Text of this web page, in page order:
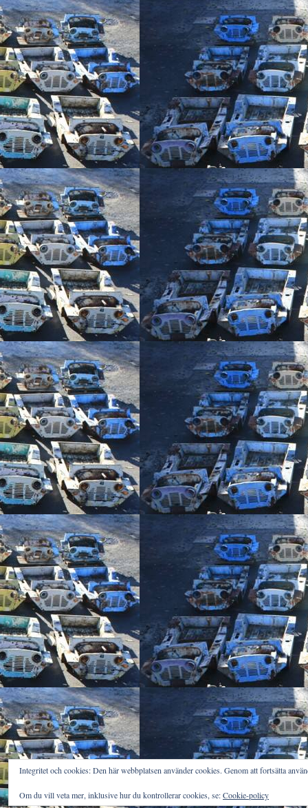
Integritet och cookies: Den här webbplatsen använder cookies. Genom att fortsätta
Om du vill veta mer, inklusive hur du kontrollerar cookies, se:Cookie-policy